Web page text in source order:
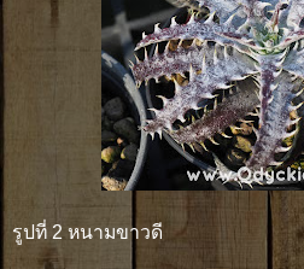
รูปที่ 2 หนามขาวดี